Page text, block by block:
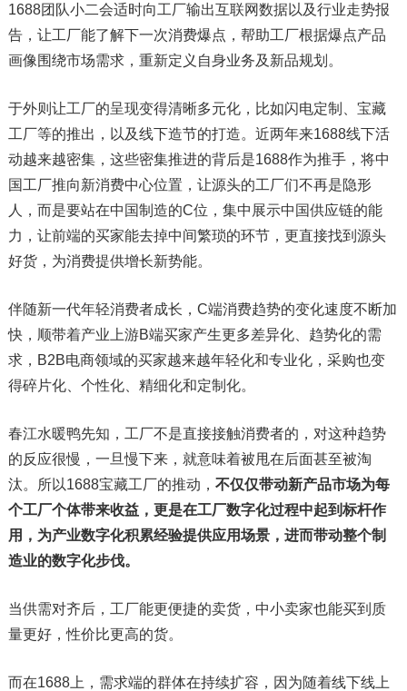
1688团队小二会适时向工厂输出互联网数据以及行业走势报
告，让工厂能了解下一次消费爆点，帮助工厂根据爆点产品
画像围绕市场需求，重新定义自身业务及新品规划。
于外则让工厂的呈现变得清晰多元化，比如闪电定制、宝藏
工厂等的推出，以及线下造节的打造。近两年来1688线下活
动越来越密集，这些密集推进的背后是1688作为推手，将中
国工厂推向新消费中心位置，让源头的工厂们不再是隐形
人，而是要站在中国制造的C位，集中展示中国供应链的能
力，让前端的买家能去掉中间繁琐的环节，更直接找到源头
好货，为消费提供增长新势能。
伴随新一代年轻消费者成长，C端消费趋势的变化速度不断加
快，顺带着产业上游B端买家产生更多差异化、趋势化的需
求，B2B电商领域的买家越来越年轻化和专业化，采购也变
得碎片化、个性化、精细化和定制化。
春江水暖鸭先知，工厂不是直接接触消费者的，对这种趋势
的反应很慢，一旦慢下来，就意味着被甩在后面甚至被淘
汰。所以1688宝藏工厂的推动， 不仅仅带动新产品市场为每
个工厂个体带来收益，更是在工厂数字化过程中起到标杆作
用，为产业数字化积累经验提供应用场景，进而带动整个制
造业的数字化步伐。
当供需对齐后，工厂能更便捷的卖货，中小卖家也能买到质
量更好，性价比更高的货。
而在1688上，需求端的群体在持续扩容，因为随着线下线上